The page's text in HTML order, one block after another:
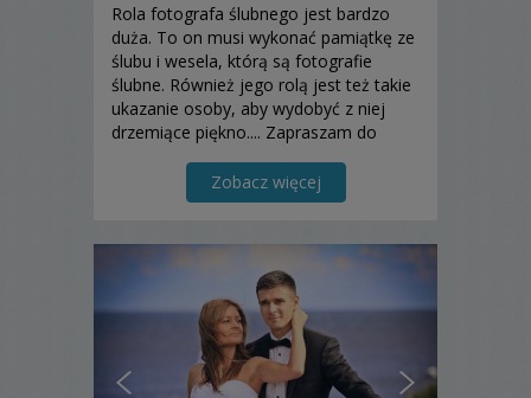
Rola fotografa ślubnego jest bardzo
duża. To on musi wykonać pamiątkę ze
ślubu i wesela, którą są fotografie
ślubne. Również jego rolą jest też takie
ukazanie osoby, aby wydobyć z niej
drzemiące piękno.... Zapraszam do
Zobacz więcej